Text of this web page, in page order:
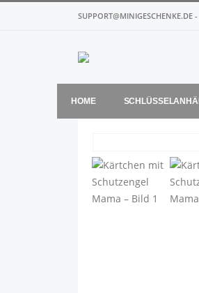
SUPPORT@MINIGESCHENKE.DE
HOME